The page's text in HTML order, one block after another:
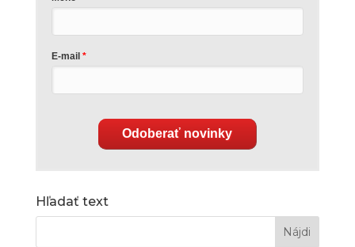
E-mail
Odoberať novinky
Hľadať text